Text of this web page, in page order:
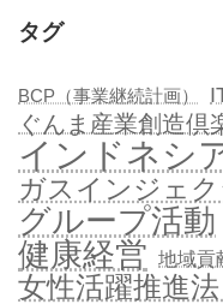
タグ
BCP（事業継続計画）
ぐんま産業創造倶
インドネシ
ガスインジェ
グループ活動
健康経営 地域貢
女性活躍推進